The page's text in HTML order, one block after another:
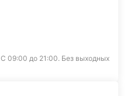
С 09:00 до 21:00. Без выходных